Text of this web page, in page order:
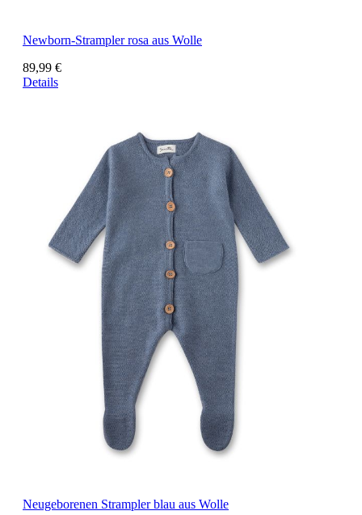
Newborn-Strampler rosa aus Wolle
89,99 €
Details
Neugeborenen Strampler blau aus Wolle